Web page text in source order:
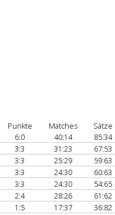
Punkte Matches Sätze
6:0 40:14 85:34
3:3 31:23 67:53
3:3 25:29 59:63
3:3 24:30 60:63
3:3 24:30 54:65
2:4 28:26 61:62
1:5 17:37 36:82